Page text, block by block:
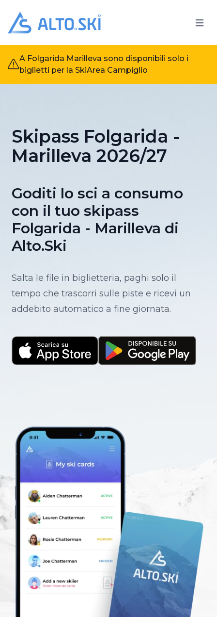
Alto.Ski Open
A Folgarida Marilleva sono disponibili solo i
biglietti per la SkiArea Campiglio
Skipass Folgarida -
Marilleva 2026/27
Goditi lo sci a consumo
con il tuo skipass
Folgarida - Marilleva di
Alto.Ski
Salta le file in biglietteria, paghi solo il
tempo che trascorri sulle piste e ricevi un
addebito automatico a fine giornata.